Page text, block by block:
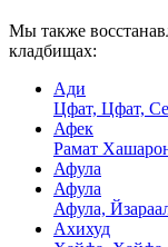
Мы также
кладбищах:
Ади
Цфат, Цфат,
Афек
Рамат
Афула
Афула
Афула,
Ахихуд